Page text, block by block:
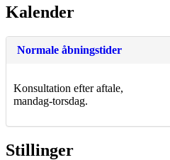
Kalender
Normale åbningstider
Konsultation efter aftale,
mandag-torsdag.
Stillinger